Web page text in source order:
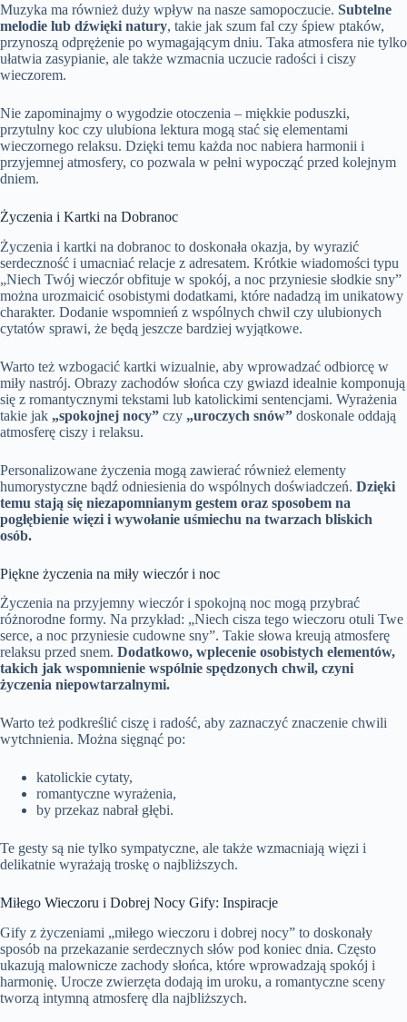
Muzyka ma również duży wpływ na nasze samopoczucie. Subtelne
melodie lub dźwięki natury, takie jak szum fal czy śpiew ptaków,
przynoszą odprężenie po wymagającym dniu. Taka atmosfera nie tylko
ułatwia zasypianie, ale także wzmacnia uczucie radości i ciszy
wieczorem.
Nie zapominajmy o wygodzie otoczenia – miękkie poduszki,
przytulny koc czy ulubiona lektura mogą stać się elementami
wieczornego relaksu. Dzięki temu każda noc nabiera harmonii i
przyjemnej atmosfery, co pozwala w pełni wypocząć przed kolejnym
dniem.
Życzenia i Kartki na Dobranoc
Życzenia i kartki na dobranoc to doskonała okazja, by wyrazić
serdeczność i umacniać relacje z adresatem. Krótkie wiadomości typu
„Niech Twój wieczór obfituje w spokój, a noc przyniesie słodkie sny”
można urozmaicić osobistymi dodatkami, które nadadzą im unikatowy
charakter. Dodanie wspomnień z wspólnych chwil czy ulubionych
cytatów sprawi, że będą jeszcze bardziej wyjątkowe.
Warto też wzbogacić kartki wizualnie, aby wprowadzać odbiorcę w
miły nastrój. Obrazy zachodów słońca czy gwiazd idealnie komponują
się z romantycznymi tekstami lub katolickimi sentencjami. Wyrażenia
takie jak „spokojnej nocy” czy „uroczych snów” doskonale oddają
atmosferę ciszy i relaksu.
Personalizowane życzenia mogą zawierać również elementy
humorystyczne bądź odniesienia do wspólnych doświadczeń. Dzięki
temu stają się niezapomnianym gestem oraz sposobem na
pogłębienie więzi i wywołanie uśmiechu na twarzach bliskich
osób.
Piękne życzenia na miły wieczór i noc
Życzenia na przyjemny wieczór i spokojną noc mogą przybrać
różnorodne formy. Na przykład: „Niech cisza tego wieczoru otuli Twe
serce, a noc przyniesie cudowne sny”. Takie słowa kreują atmosferę
relaksu przed snem. Dodatkowo, wplecenie osobistych elementów,
takich jak wspomnienie wspólnie spędzonych chwil, czyni
życzenia niepowtarzalnymi.
Warto też podkreślić ciszę i radość, aby zaznaczyć znaczenie chwili
wytchnienia. Można sięgnąć po:
katolickie cytaty,
romantyczne wyrażenia,
by przekaz nabrał głębi.
Te gesty są nie tylko sympatyczne, ale także wzmacniają więzi i
delikatnie wyrażają troskę o najbliższych.
Miłego Wieczoru i Dobrej Nocy Gify: Inspiracje
Gify z życzeniami „miłego wieczoru i dobrej nocy” to doskonały
sposób na przekazanie serdecznych słów pod koniec dnia. Często
ukazują malownicze zachody słońca, które wprowadzają spokój i
harmonię. Urocze zwierzęta dodają im uroku, a romantyczne sceny
tworzą intymną atmosferę dla najbliższych.